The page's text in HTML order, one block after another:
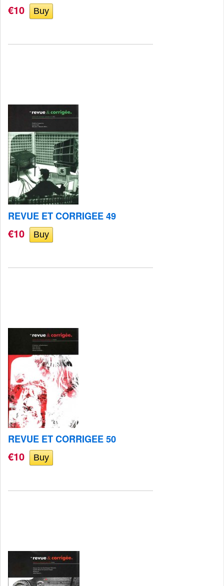
€10
REVUE ET CORRIGEE 49
€10
REVUE ET CORRIGEE 50
€10